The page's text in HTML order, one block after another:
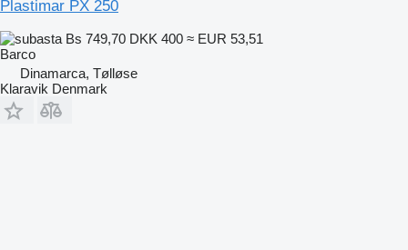
Plastimar PX 250
Bs 749,70 DKK 400 ≈ EUR 53,51
Barco
Dinamarca, Tølløse
Klaravik Denmark